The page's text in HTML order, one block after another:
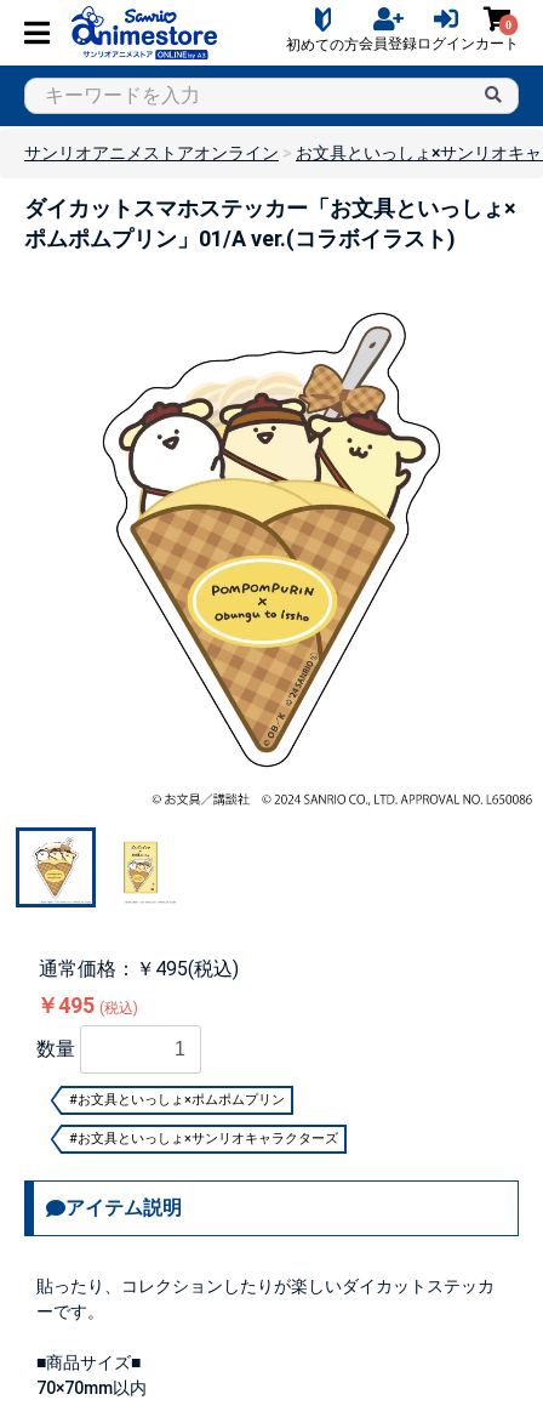
初めての方会員登録ログイン
0
カート
サンリオアニメストアオンライン お文具といっしょ×サンリオキ
ダイカットスマホステッカー「お文具といっしょ×
ポムポムプリン」01/A ver.(コラボイラスト)
通常価格：￥495(税込)
￥495 (税込)
数量
#お文具といっしょ×ポムポムプリン
#お文具といっしょ×サンリオキャラクターズ
アイテム説明
貼ったり、コレクションしたりが楽しいダイカットステッカ
ーです。
■商品サイズ■
70×70mm以内